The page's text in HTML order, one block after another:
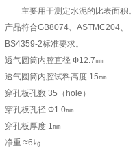
主要用于测定水泥的比表面积
产品符合GB8074、ASTMC204、
BS4359-2标准要求。
透气圆筒内腔直径 Ф12.7㎜
透气圆筒内腔试料高度 15㎜
穿孔板孔数 35（hole）
穿孔板孔径 Ф1.0㎜
穿孔板厚度 1㎜
净重 ≈6㎏